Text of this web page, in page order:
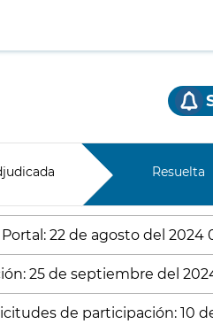
Resuelta
22 de agosto del 2024
25 de septiembre del 2024
de participación: 10